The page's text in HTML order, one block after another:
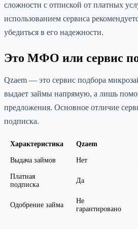
сложности с отпиской от платных
использованием сервиса
убедиться в его надежности.
Это МФО или сервис
Qzaem — это сервис подбора
выдает займы напрямую, а лишь
предложения. Основное отличие
подписка.
Характеристика Qzaem
Выдача займов Нет
Платная
подписка
Да
Одобрение займа
Не
гарантировано